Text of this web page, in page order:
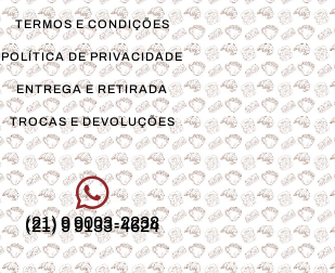
TERMOS E CONDIÇÕES
POLÍTICA DE PRIVACIDADE
ENTREGA E RETIRADA
TROCAS E DEVOLUÇÕES
(21) 9 9003-2238
(21) 9 9133-4624